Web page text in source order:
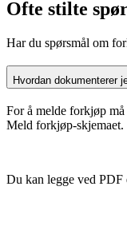
Ofte stilte
Har du spørsmål om
Hvordan dokumenterer
For å melde forkjøp
Meld forkjøp-skjemaet.
Du kan legge ved PDF